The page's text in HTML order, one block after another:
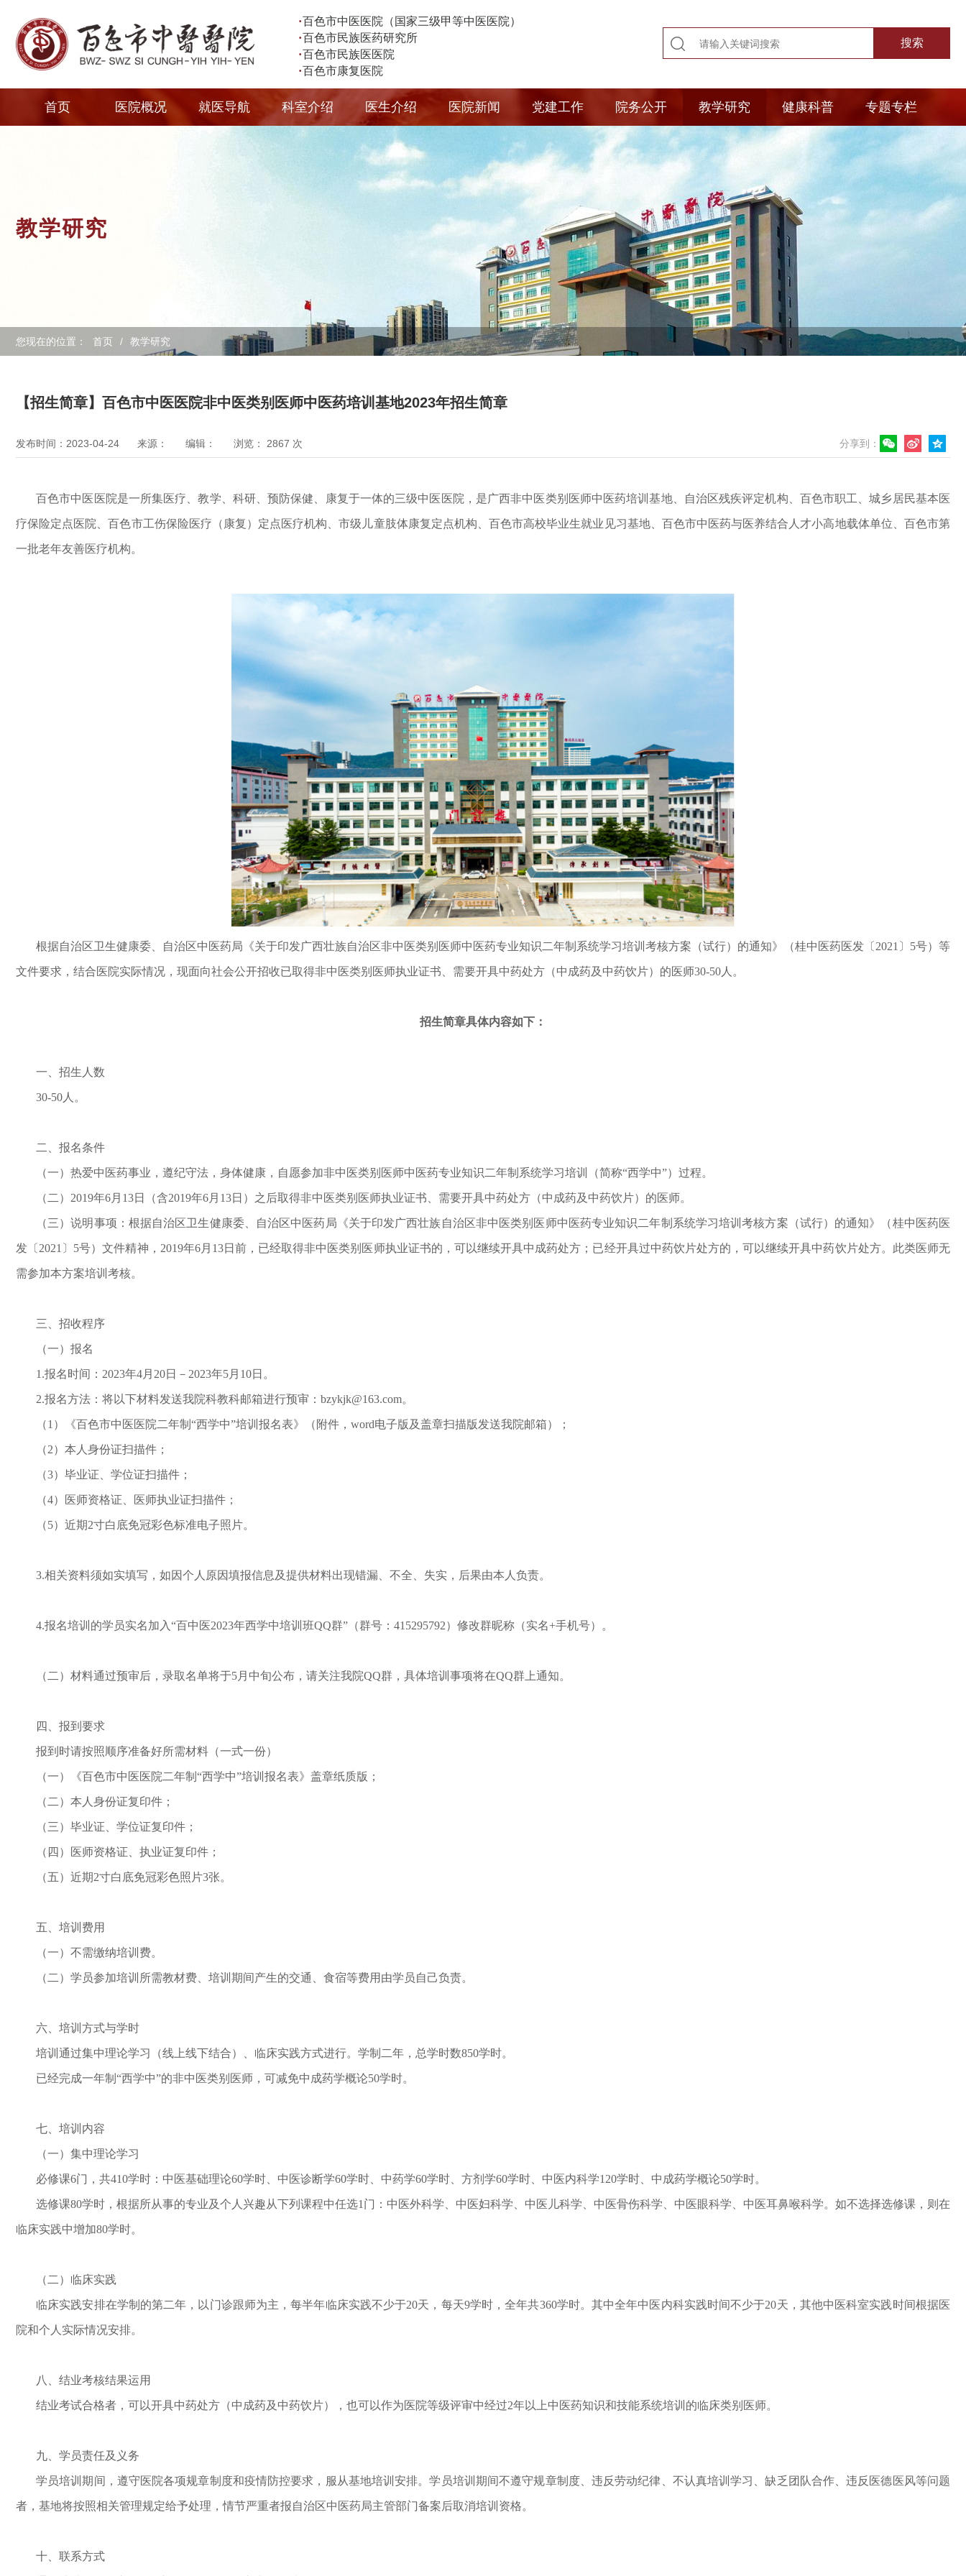
·百色市中医医院（国家三级甲等中医医院）
·百色市民族医药研究所
·百色市民族医医院
·百色市康复医院
首页 医院概况 就医导航 科室介绍 医生介绍 医院新闻 党建工作 院务公开 教学研究 健康科普 专题专栏
教学研究
您现在的位置： 首页 / 教学研究
【招生简章】百色市中医医院非中医类别医师中医药培训基地2023年招生简章
发布时间：2023-04-24 来源： 编辑： 浏览： 2867 次 分享到：
百色市中医医院是一所集医疗、教学、科研、预防保健、康复于一体的三级中医医院，是广西非中医类别医师中医药培训基地、自治区残疾评定机构、百色市职工、城乡居民基本医
疗保险定点医院、百色市工伤保险医疗（康复）定点医疗机构、市级儿童肢体康复定点机构、百色市高校毕业生就业见习基地、百色市中医药与医养结合人才小高地载体单位、百色市第
一批老年友善医疗机构。
根据自治区卫生健康委、自治区中医药局《关于印发广西壮族自治区非中医类别医师中医药专业知识二年制系统学习培训考核方案（试行）的通知》（桂中医药医发〔2021〕5号）等
文件要求，结合医院实际情况，现面向社会公开招收已取得非中医类别医师执业证书、需要开具中药处方（中成药及中药饮片）的医师30-50人。
招生简章具体内容如下：
一、招生人数
30-50人。
二、报名条件
（一）热爱中医药事业，遵纪守法，身体健康，自愿参加非中医类别医师中医药专业知识二年制系统学习培训（简称“西学中”）过程。
（二）2019年6月13日（含2019年6月13日）之后取得非中医类别医师执业证书、需要开具中药处方（中成药及中药饮片）的医师。
（三）说明事项：根据自治区卫生健康委、自治区中医药局《关于印发广西壮族自治区非中医类别医师中医药专业知识二年制系统学习培训考核方案（试行）的通知》（桂中医药医
发〔2021〕5号）文件精神，2019年6月13日前，已经取得非中医类别医师执业证书的，可以继续开具中成药处方；已经开具过中药饮片处方的，可以继续开具中药饮片处方。此类医师无
需参加本方案培训考核。
三、招收程序
（一）报名
1.报名时间：2023年4月20日－2023年5月10日。
2.报名方法：将以下材料发送我院科教科邮箱进行预审：bzykjk@163.com。
（1）《百色市中医医院二年制“西学中”培训报名表》（附件，word电子版及盖章扫描版发送我院邮箱）；
（2）本人身份证扫描件；
（3）毕业证、学位证扫描件；
（4）医师资格证、医师执业证扫描件；
（5）近期2寸白底免冠彩色标准电子照片。
3.相关资料须如实填写，如因个人原因填报信息及提供材料出现错漏、不全、失实，后果由本人负责。
4.报名培训的学员实名加入“百中医2023年西学中培训班QQ群”（群号：415295792）修改群昵称（实名+手机号）。
（二）材料通过预审后，录取名单将于5月中旬公布，请关注我院QQ群，具体培训事项将在QQ群上通知。
四、报到要求
报到时请按照顺序准备好所需材料（一式一份）
（一）《百色市中医医院二年制“西学中”培训报名表》盖章纸质版；
（二）本人身份证复印件；
（三）毕业证、学位证复印件；
（四）医师资格证、执业证复印件；
（五）近期2寸白底免冠彩色照片3张。
五、培训费用
（一）不需缴纳培训费。
（二）学员参加培训所需教材费、培训期间产生的交通、食宿等费用由学员自己负责。
六、培训方式与学时
培训通过集中理论学习（线上线下结合）、临床实践方式进行。学制二年，总学时数850学时。
已经完成一年制“西学中”的非中医类别医师，可减免中成药学概论50学时。
七、培训内容
（一）集中理论学习
必修课6门，共410学时：中医基础理论60学时、中医诊断学60学时、中药学60学时、方剂学60学时、中医内科学120学时、中成药学概论50学时。
选修课80学时，根据所从事的专业及个人兴趣从下列课程中任选1门：中医外科学、中医妇科学、中医儿科学、中医骨伤科学、中医眼科学、中医耳鼻喉科学。如不选择选修课，则在
临床实践中增加80学时。
（二）临床实践
临床实践安排在学制的第二年，以门诊跟师为主，每半年临床实践不少于20天，每天9学时，全年共360学时。其中全年中医内科实践时间不少于20天，其他中医科室实践时间根据医
院和个人实际情况安排。
八、结业考核结果运用
结业考试合格者，可以开具中药处方（中成药及中药饮片），也可以作为医院等级评审中经过2年以上中医药知识和技能系统培训的临床类别医师。
九、学员责任及义务
学员培训期间，遵守医院各项规章制度和疫情防控要求，服从基地培训安排。学员培训期间不遵守规章制度、违反劳动纪律、不认真培训学习、缺乏团队合作、违反医德医风等问题
者，基地将按照相关管理规定给予处理，情节严重者报自治区中医药局主管部门备案后取消培训资格。
十、联系方式